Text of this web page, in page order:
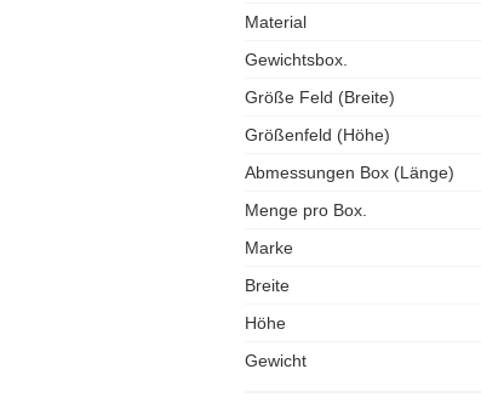
Material
Gewichtsbox.
Größe Feld (Breite)
Größenfeld (Höhe)
Abmessungen Box (Länge)
Menge pro Box.
Marke
Breite
Höhe
Gewicht